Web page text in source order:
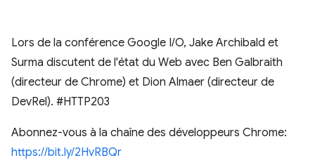
Lors de la conférence Google I/O, Jake Archibald et
Surma discutent de l'état du Web avec Ben Galbraith
(directeur de Chrome) et Dion Almaer (directeur de
DevRel). #HTTP203
Abonnez-vous à la chaîne des développeurs Chrome:
https://bit.ly/2HvRBQr